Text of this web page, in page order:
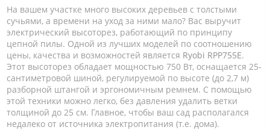
На вашем участке много высоких деревьев с толстыми
сучьями, а времени на уход за ними мало? Вас выручит
электрический высоторез, работающий по принципу
цепной пилы. Одной из лучших моделей по соотношению
цены, качества и возможностей является Ryobi RPP755E.
Этот высоторез обладает мощностью 750 Вт, оснащается 25-
сантиметровой шиной, регулируемой по высоте (до 2,7 м)
разборной штангой и эргономичным ремнем. С помощью
этой техники можно легко, без давления удалить ветки
толщиной до 25 см. Главное, чтобы ваш сад располагался
недалеко от источника электропитания (т.е. дома).